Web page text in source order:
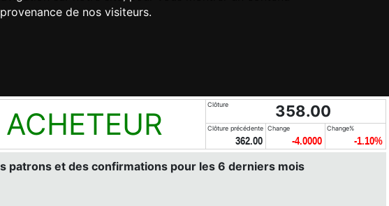
de nos visiteurs.
Clôture 358.00
Clôture précédente
362.00
Change
-4.0000
Change%
-1.10%
patrons et des confirmations pour les 6 derniers mois